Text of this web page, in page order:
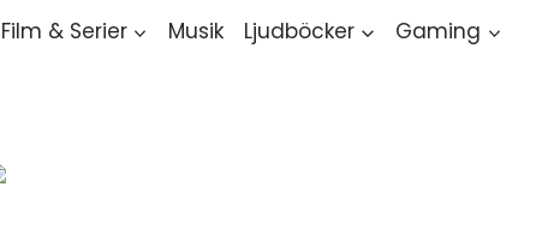
Film & Serier Musik Ljudböcker
Gaming